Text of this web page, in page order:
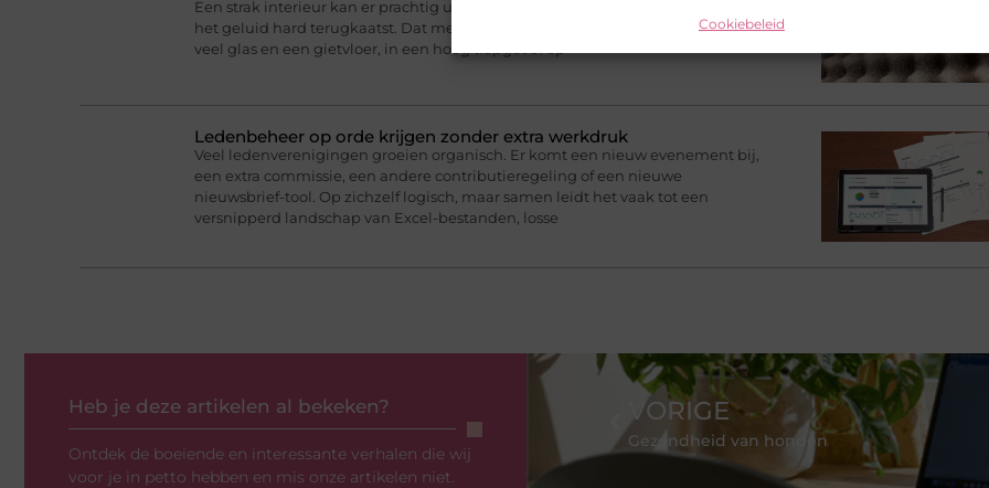
Cookiebeleid
Een strak interieur kan er prachtig uitzien, maar toch onrustig aanvoelen als
het geluid hard terugkaatst. Dat merk je bijvoorbeeld in een woonkamer met
veel glas en een gietvloer, in een hoog trapgat of op
Ledenbeheer op orde krijgen zonder extra werkdruk
Veel ledenverenigingen groeien organisch. Er komt een nieuw evenement bij,
een extra commissie, een andere contributieregeling of een nieuwe
nieuwsbrief-tool. Op zichzelf logisch, maar samen leidt het vaak tot een
versnipperd landschap van Excel-bestanden, losse
Heb je deze artikelen al bekeken?
Ontdek de boeiende en interessante verhalen die wij
voor je in petto hebben en mis onze artikelen niet.
VORIGE
Gezondheid van honden